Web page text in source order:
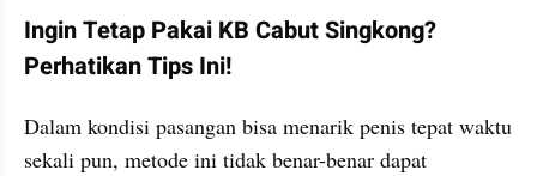
Ingin Tetap Pakai KB Cabut Singkong?
Perhatikan Tips Ini!
Dalam kondisi pasangan bisa menarik penis tepat waktu
sekali pun, metode ini tidak benar-benar dapat